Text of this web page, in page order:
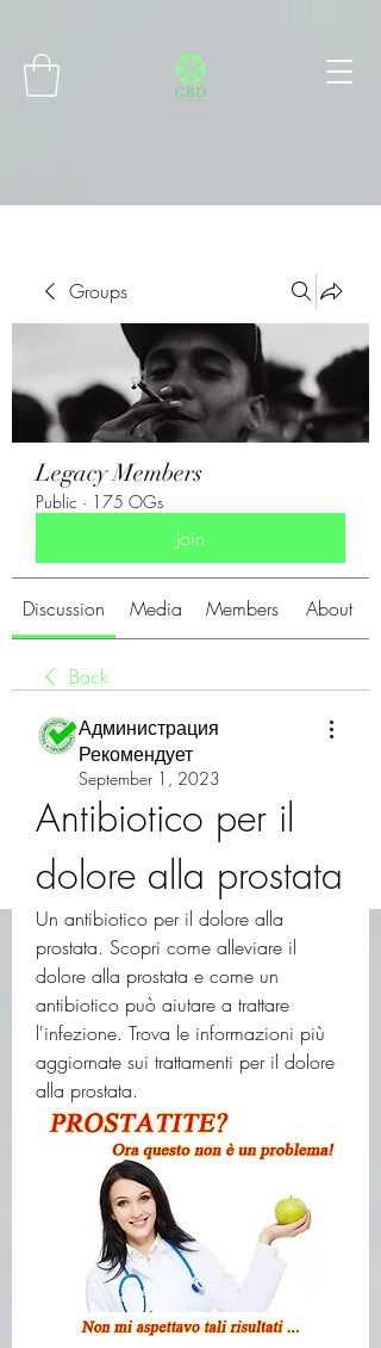
Groups
Legacy Members
Public · 175 OGs
Join
Discussion Media Members About
Back
Администрация
Рекомендует
September 1, 2023
Antibiotico per il
dolore alla prostata
Un antibiotico per il dolore alla
prostata. Scopri come alleviare il
dolore alla prostata e come un
antibiotico può aiutare a trattare
l'infezione. Trova le informazioni più
aggiornate sui trattamenti per il dolore
alla prostata.